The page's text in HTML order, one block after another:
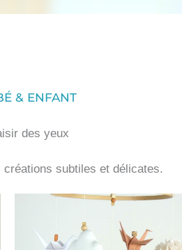
& ENFANT
des yeux
subtiles et délicates.